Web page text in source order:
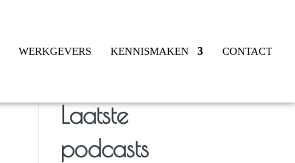
WERKGEVERS KENNISMAKEN CONTACT
Laatste
podcasts